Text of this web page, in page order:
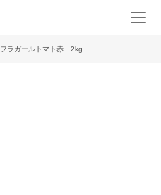
フラガールトマト赤 2kg